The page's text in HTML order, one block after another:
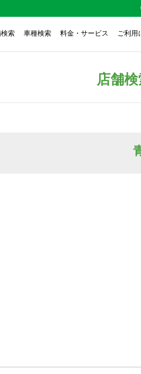
検索 車種検索 料金・サービス ご利用
店舗